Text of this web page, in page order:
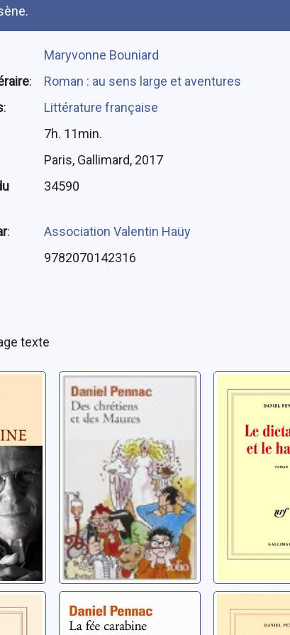
Maryvonne Bouniard
:
Roman : au sens large et aventures
:
Littérature française
7h. 11min.
Paris, Gallimard, 2017
34590
:
Association Valentin Haüy
9782070142316
texte
[Au bonheur des
ogres]: [05]: Des
chrétiens et des
maures
Pennac, Daniel
Le
hamac:
Pennac,
;
[Au bonheur des
ogres]: [02]: La
enfants: